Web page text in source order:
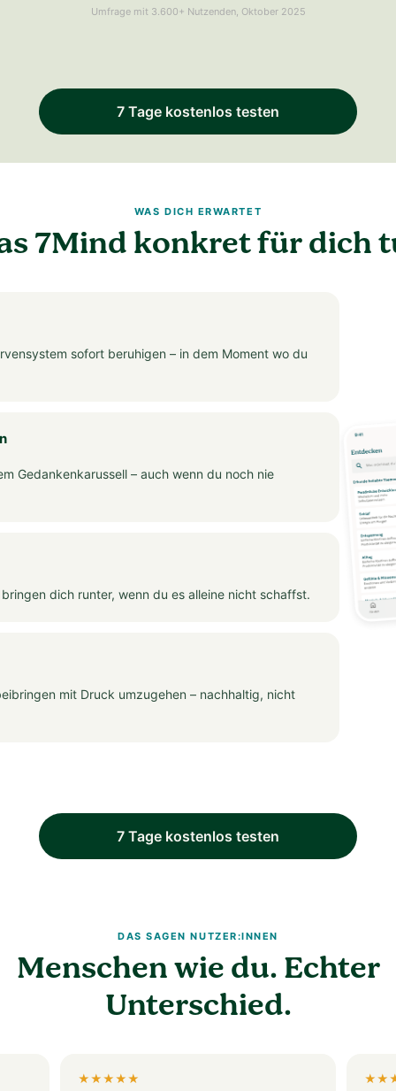
Umfrage mit 3.600+ Nutzenden, Oktober 2025
7 Tage kostenlos testen
WAS DICH ERWARTET
7Mind konkret für dich
sofort beruhigen – in dem Moment wo du
Gedankenkarussell – auch wenn du noch nie
dich runter, wenn du es alleine nicht schaffst.
mit Druck umzugehen – nachhaltig, nicht
7 Tage kostenlos testen
DAS SAGEN NUTZER:INNEN
Menschen wie du. Echter
Unterschied.
★★★★★